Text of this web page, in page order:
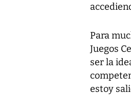
Para
Juegos
ser la
estoy